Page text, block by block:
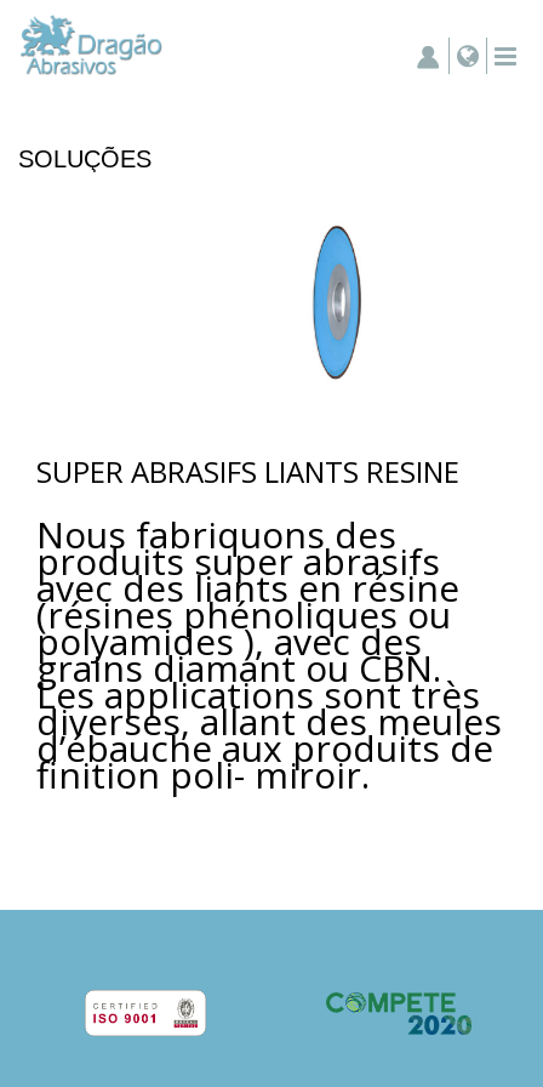
SOLUÇÕES
SUPER ABRASIFS LIANTS RESINE
Nous fabriquons des
produits super abrasifs
avec des liants en résine
(résines phénoliques ou
polyamides ), avec des
grains diamant ou CBN.
Les applications sont très
diverses, allant des meules
d’ébauche aux produits de
finition poli- miroir.